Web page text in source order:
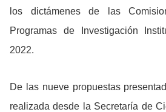
los dictámenes de las
Programas de Investigación
2022.
De las nueve propuestas
realizada desde la Secretaría de